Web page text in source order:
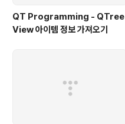
QT Programming - QTree
View 아이템 정보 가져오기